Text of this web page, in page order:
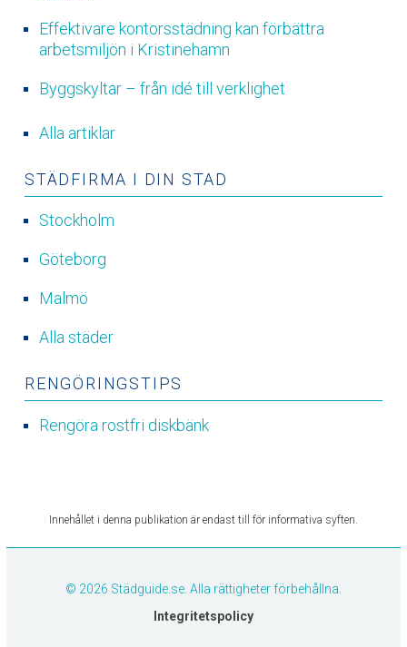
Effektivare kontorsstädning kan förbättra
arbetsmiljön i Kristinehamn
Byggskyltar – från idé till verklighet
Alla artiklar
STÄDFIRMA I DIN STAD
Stockholm
Göteborg
Malmö
Alla städer
RENGÖRINGSTIPS
Rengöra rostfri diskbänk
Innehållet i denna publikation är endast till för informativa syften.
© 2026 Städguide.se. Alla rättigheter förbehållna.
Integritetspolicy